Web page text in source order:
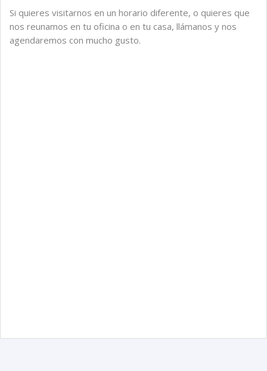
Si quieres visitarnos en un horario diferente, o quieres que
nos reunamos en tu oficina o en tu casa, llámanos y nos
agendaremos con mucho gusto.